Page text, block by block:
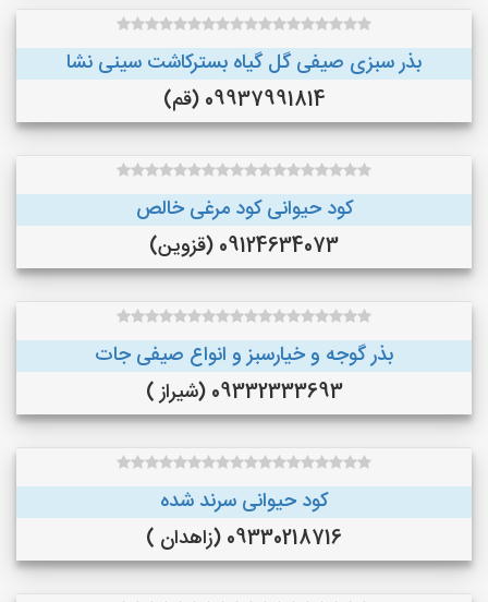
بذر سبزی صیفی گل گیاه بسترکاشت سینی نشا
09937991814 (قم)
کود حیوانی کود مرغی خالص
09124634073 (قزوین)
بذر گوجه و خیارسبز و انواع صیفی جات
09332333693 (شیراز )
کود حیوانی سرند شده
09330218716 (زاهدان )